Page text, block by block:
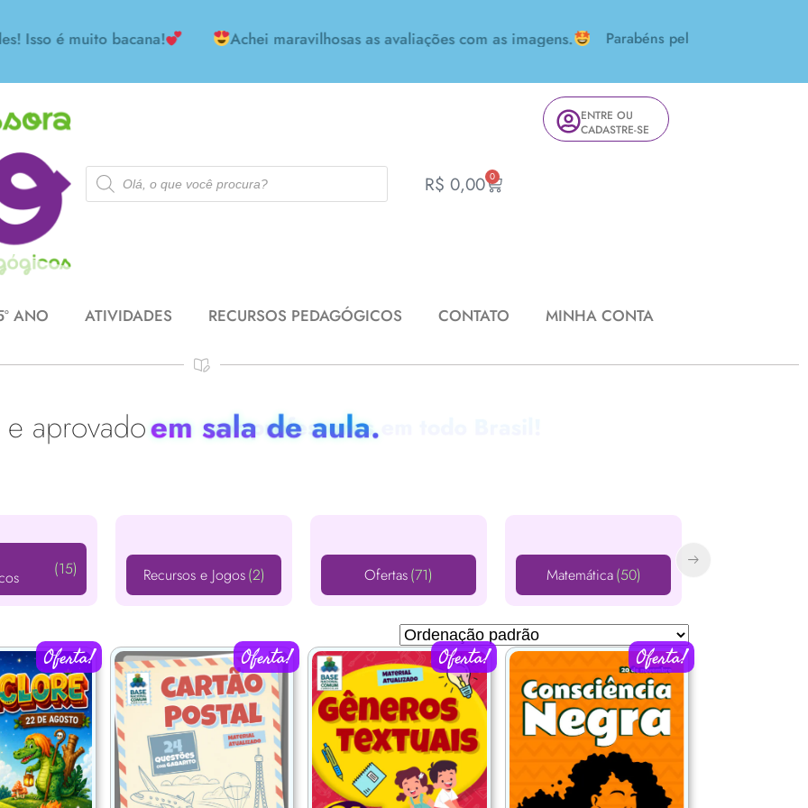
é muito bacana! Achei maravilhosas as avaliações com as imagens. Parabéns pelo seu trabalho! Amei!
R$ 0,00 0
ENTRE OU
CADASTRE-SE
ANO ATIVIDADES RECURSOS PEDAGÓGICOS CONTATO MINHA CONTA
e aprovadoem sala de aula.
(15) Recursos e Jogos (2) Ofertas (71) Matemática (50)
Oferta! Oferta! Oferta! Oferta!